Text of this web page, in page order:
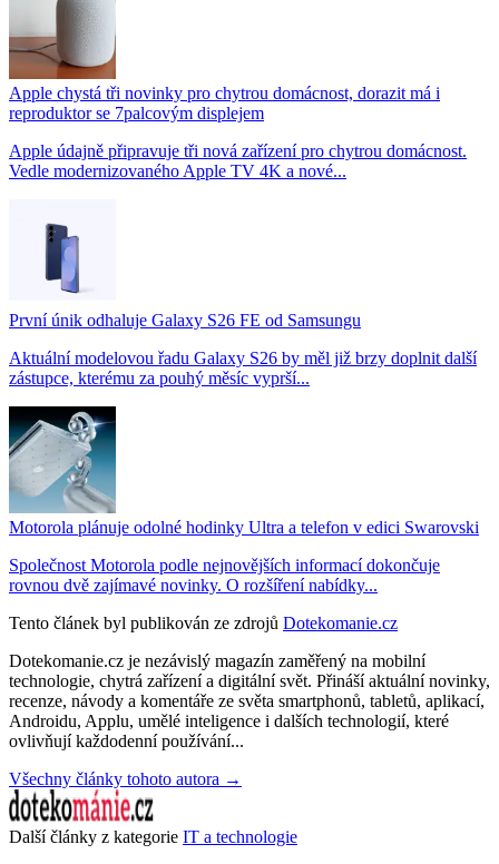
Apple chystá tři novinky pro chytrou domácnost, dorazit má i
reproduktor se 7palcovým displejem
Apple údajně připravuje tři nová zařízení pro chytrou domácnost.
Vedle modernizovaného Apple TV 4K a nové...
První únik odhaluje Galaxy S26 FE od Samsungu
Aktuální modelovou řadu Galaxy S26 by měl již brzy doplnit další
zástupce, kterému za pouhý měsíc vyprší...
Motorola plánuje odolné hodinky Ultra a telefon v edici Swarovski
Společnost Motorola podle nejnovějších informací dokončuje
rovnou dvě zajímavé novinky. O rozšíření nabídky...
Tento článek byl publikován ze zdrojů Dotekomanie.cz
Dotekomanie.cz je nezávislý magazín zaměřený na mobilní
technologie, chytrá zařízení a digitální svět. Přináší aktuální novinky,
recenze, návody a komentáře ze světa smartphonů, tabletů, aplikací,
Androidu, Applu, umělé inteligence i dalších technologií, které
ovlivňují každodenní používání...
Všechny články tohoto autora →
Další články z kategorie IT a technologie